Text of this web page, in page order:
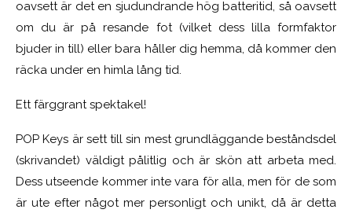
oavsett är det en sjudundrande hög batteritid, så oavsett
om du är på resande fot (vilket dess lilla formfaktor
bjuder in till) eller bara håller dig hemma, då kommer den
räcka under en himla lång tid.
Ett färggrant spektakel!
POP Keys är sett till sin mest grundläggande beståndsdel
(skrivandet) väldigt pålitlig och är skön att arbeta med.
Dess utseende kommer inte vara för alla, men för de som
är ute efter något mer personligt och unikt, då är detta